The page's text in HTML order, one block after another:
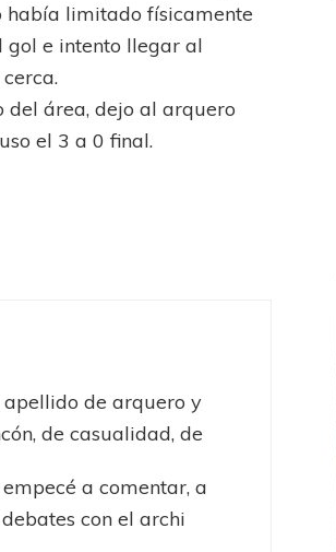
limitado físicamente
gol e intento llegar al
del área, dejo al arquero
el 3 a 0 final.
de arquero y
de casualidad, de
a comentar, a
con el archi
PSG celebró el bicampeonato